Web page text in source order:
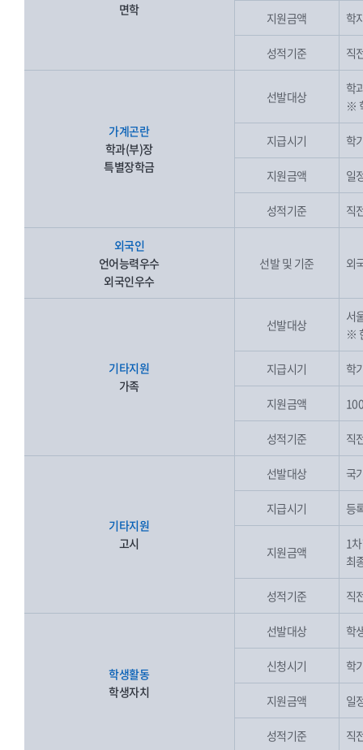
면학
지원금액 학
성적기준 직
가계곤란
학과(부)장
특별장학금
선발대상
학
※
지급시기 학
지원금액 일
성적기준 직
외국인
언어능력우수
외국인우수
선발 및 기준 외
기타지원
가족
선발대상
서
※
지급시기 학
지원금액
성적기준 직
기타지원
고시
선발대상 국
지급시기 등
지원금액
1
최
성적기준 직
학생활동
학생자치
선발대상 학
신청시기 학
지원금액 일
성적기준 직